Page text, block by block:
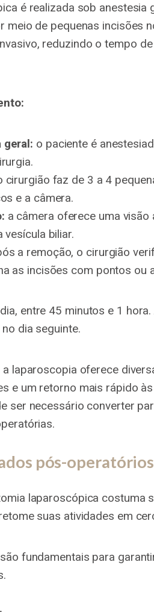
é realizada sob anestesia
meio de pequenas incisões
reduzindo o tempo
geral: o paciente é
cirurgião faz de 3 a 4
e a câmera.
a câmera oferece uma visão
biliar.
a remoção, o cirurgião
as incisões com pontos ou
entre 45 minutos e 1
dia seguinte.
laparoscopia oferece
e um retorno mais rápido
ser necessário converter
pós-
laparoscópica costuma
suas atividades em
fundamentais para